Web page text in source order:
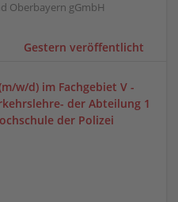
Oberbayern gGmbH
Gestern veröffentlicht
w/d) im Fachgebiet V -
der Abteilung 1
der Polizei